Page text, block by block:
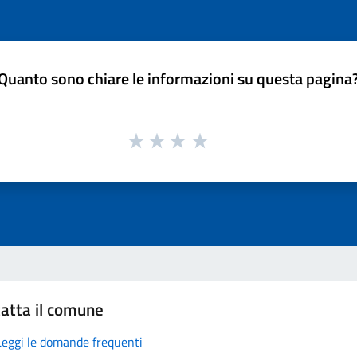
sono chiare le informazioni su questa
il comune
le domande frequenti